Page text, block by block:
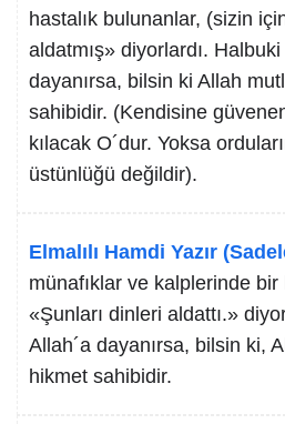
hastalık bulunanlar, (sizin
aldatmış» diyorlardı.
dayanırsa, bilsin ki Allah
sahibidir. (Kendisine
kılacak O´dur. Yoksa
üstünlüğü değildir).
Elmalılı Hamdi Yazır
münafıklar ve kalplerinde
«Şunları dinleri aldattı.»
Allah´a dayanırsa, bilsin ki,
hikmet sahibidir.